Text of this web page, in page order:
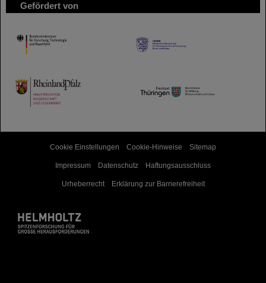
Gefördert von
HMWK
TMWWDG
Cookie Einstellungen Cookie-Hinweise Sitemap
Impressum Datenschutz Haftungsausschluss
Urheberrecht Erklärung zur Barrierefreiheit